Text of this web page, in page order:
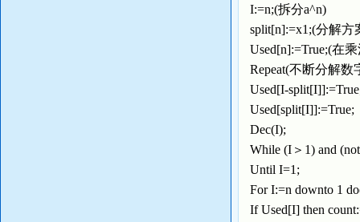
I:=n;(拆分a^n)
split[n]:=x1;(分解
Used[n]:=True;(在
Repeat(不断分解
Used[I-
Used[split[I]]:=True;
Dec(I);
While (I＞1) and
Until I=1;
For I:=n downto 1
If Used[I] then